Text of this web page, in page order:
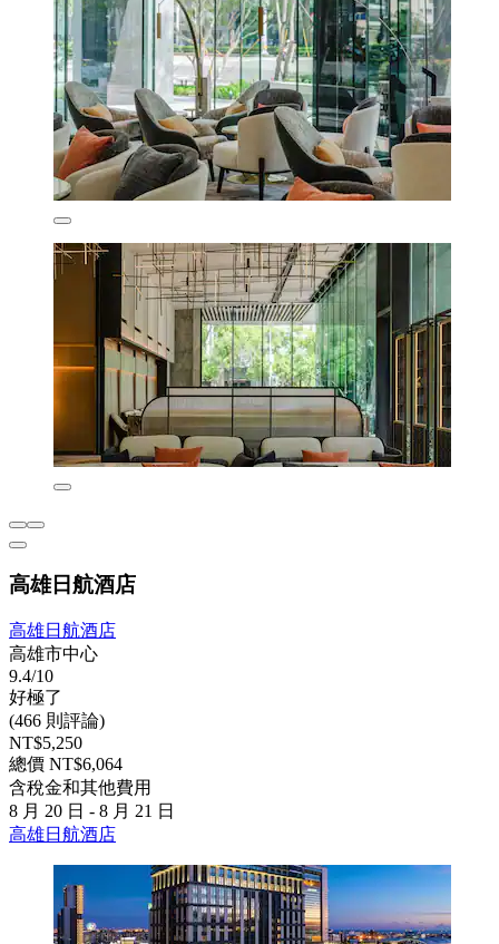
高雄日航酒店
高雄日航酒店
高雄市中心
9.4/10
好極了
(466 則評論)
NT$5,250
總價 NT$6,064
含稅金和其他費用
8 月 20 日 - 8 月 21 日
高雄日航酒店